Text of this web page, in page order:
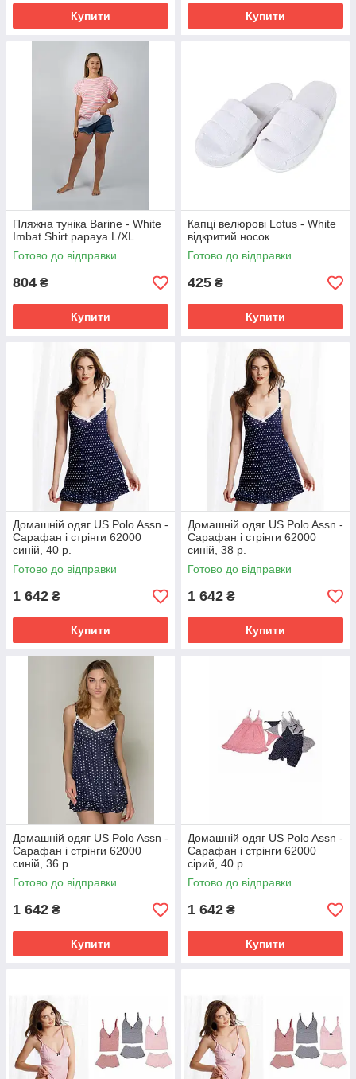
Купити Купити
Пляжна туніка Barine - White
Imbat Shirt papaya L/XL
Готово до відправки
804 ₴
Купити
Капці велюрові Lotus - White
відкритий носок
Готово до відправки
425 ₴
Купити
Домашній одяг US Polo Assn -
Сарафан і стрінги 62000
синій, 40 р.
Готово до відправки
1 642 ₴
Купити
Домашній одяг US Polo Assn -
Сарафан і стрінги 62000
синій, 38 р.
Готово до відправки
1 642 ₴
Купити
Домашній одяг US Polo Assn -
Сарафан і стрінги 62000
синій, 36 р.
Готово до відправки
1 642 ₴
Купити
Домашній одяг US Polo Assn -
Сарафан і стрінги 62000
сірий, 40 р.
Готово до відправки
1 642 ₴
Купити